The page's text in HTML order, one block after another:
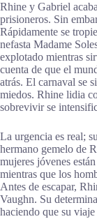
Rhine y Gabriel
prisioneros. Sin
Rápidamente se
nefasta Madame
explotado mientras
cuenta de que el
atrás. El carnaval se
miedos. Rhine lidia
sobrevivir se
La urgencia es real;
hermano gemelo de
mujeres jóvenes
mientras que los
Antes de escapar,
Vaughn. Su
haciendo que su